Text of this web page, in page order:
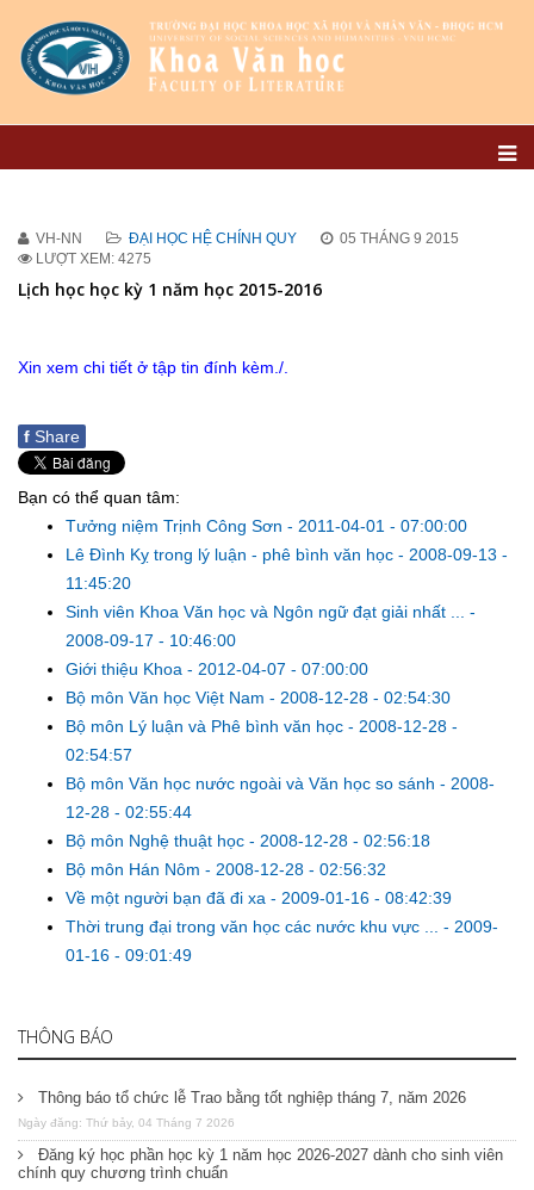
VH-NN ĐẠI HỌC HỆ CHÍNH QUY
05 THÁNG 9 2015
LƯỢT XEM: 4275
Lịch học học kỳ 1 năm học 2015-2016
Xin xem chi tiết ở tập tin đính kèm./.
f Share
Bạn có thể quan tâm:
Tưởng niệm Trịnh Công Sơn - 2011-04-01 - 07:00:00
Lê Đình Kỵ trong lý luận - phê bình văn học - 2008-09-13 -
11:45:20
Sinh viên Khoa Văn học và Ngôn ngữ đạt giải nhất ... -
2008-09-17 - 10:46:00
Giới thiệu Khoa - 2012-04-07 - 07:00:00
Bộ môn Văn học Việt Nam - 2008-12-28 - 02:54:30
Bộ môn Lý luận và Phê bình văn học - 2008-12-28 -
02:54:57
Bộ môn Văn học nước ngoài và Văn học so sánh - 2008-
12-28 - 02:55:44
Bộ môn Nghệ thuật học - 2008-12-28 - 02:56:18
Bộ môn Hán Nôm - 2008-12-28 - 02:56:32
Về một người bạn đã đi xa - 2009-01-16 - 08:42:39
Thời trung đại trong văn học các nước khu vực ... - 2009-
01-16 - 09:01:49
THÔNG BÁO
Thông báo tổ chức lễ Trao bằng tốt nghiệp tháng 7, năm 2026
Ngày đăng: Thứ bảy, 04 Tháng 7 2026
Đăng ký học phần học kỳ 1 năm học 2026-2027 dành cho sinh viên
chính quy chương trình chuẩn